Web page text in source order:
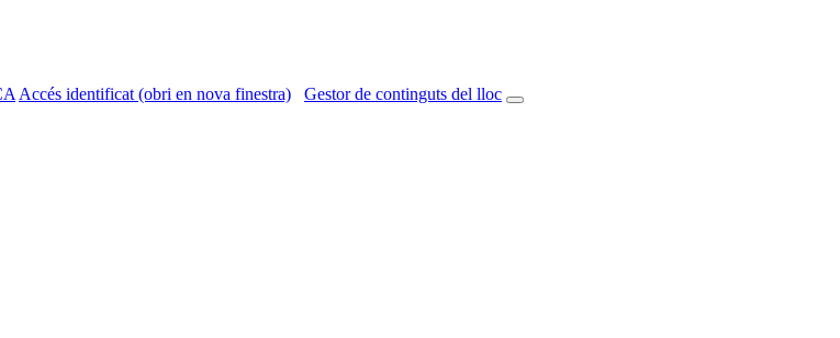
Accés identificat (obri en nova finestra) Gestor de continguts del lloc